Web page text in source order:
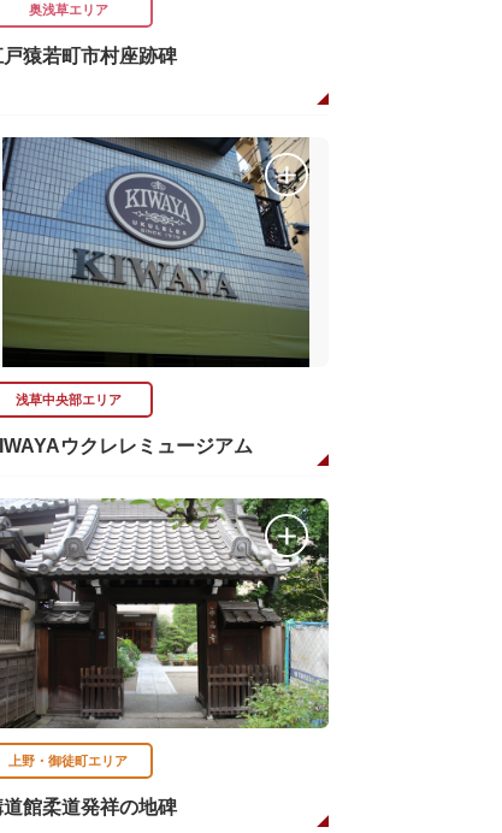
奥浅草エリア
戸猿若町市村座跡碑
浅草中央部エリア
ウクレレミュージアム
上野・御徒町エリア
道館柔道発祥の地碑